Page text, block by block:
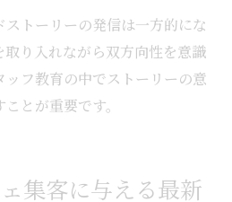
トーリーの発信は一方的にな
取り入れながら双方向性を意識
ッフ教育の中でストーリーの意
とが重要です。
集客に与える最新